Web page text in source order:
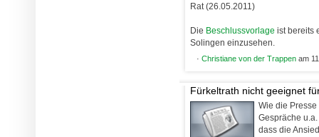
Rat (26.05.2011)
Die Beschlussvorlage ist bereits
Solingen einzusehen.
· Christiane von der Trappen am
Fürkeltrath nicht geeignet
Wie die
Gespräche
dass die